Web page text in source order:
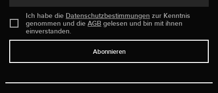
Ich habe die Datenschutzbestimmungen zur Kenntnis
genommen und dieAGB gelesen und bin mit ihnen
einverstanden.
Abonnieren